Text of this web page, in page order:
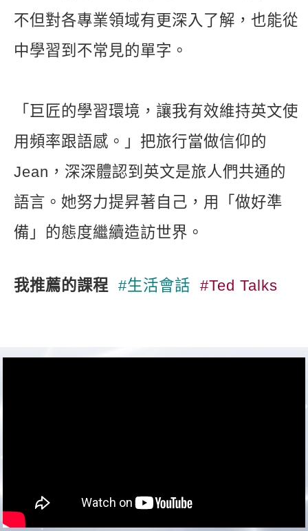
不但對各專業領域有更深入了解，也能從
中學習到不常見的單字。
「巨匠的學習環境，讓我有效維持英文使
用頻率跟語感。」把旅行當做信仰的
Jean，深深體認到英文是旅人們共通的
語言。她努力提昇著自己，用「做好準
備」的態度繼續造訪世界。
我推薦的課程 #生活會話 #Ted Talks